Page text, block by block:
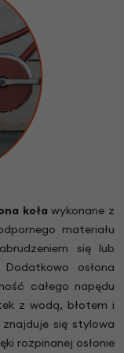
koła wykonane z
materiału
się lub
osłona
całego napędu
z wodą, błotem i
się stylowa
rozpinanej osłonie